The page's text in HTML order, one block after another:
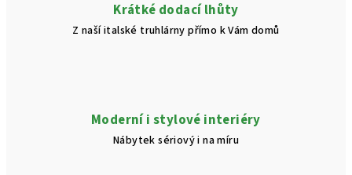
Krátké dodací lhůty
Z naší italské truhlárny přímo k Vám domů
Moderní i stylové interiéry
Nábytek sériový i na míru